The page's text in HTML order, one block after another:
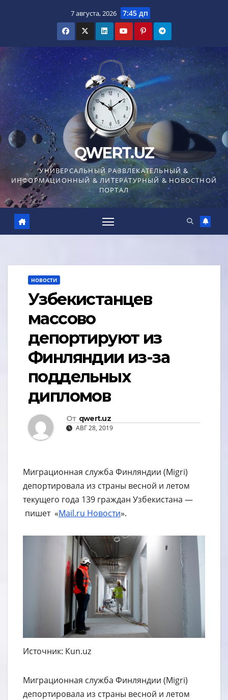
7 августа, 2026 7:45 дп
QWERT.UZ
УНИВЕРСАЛЬНЫЙ РАЗВЛЕКАТЕЛЬНЫЙ &
ИНФОРМАЦИОННЫЙ & ЛИТЕРАТУРНЫЙ & НОВОСТНОЙ
ПОРТАЛ
НОВОСТИ
Узбекистанцев
массово
депортируют из
Финляндии из-за
поддельных
дипломов
От qwert.uz
АВГ 28, 2019
Миграционная служба Финляндии (Migri)
депортировала из страны весной и летом
текущего года 139 граждан Узбекистана —
пишет «Mail.ru Новости».
Источник: Кun.uz
Миграционная служба Финляндии (Migri)
депортировала из страны весной и летом